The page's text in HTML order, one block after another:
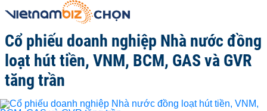
Cổ phiếu doanh nghiệp Nhà nước đồng
loạt hút tiền, VNM, BCM, GAS và GVR
tăng trần